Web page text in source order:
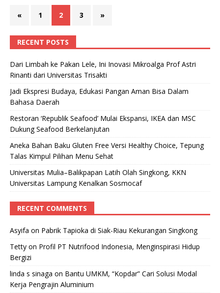
« 1 2 3 »
RECENT POSTS
Dari Limbah ke Pakan Lele, Ini Inovasi Mikroalga Prof Astri
Rinanti dari Universitas Trisakti
Jadi Ekspresi Budaya, Edukasi Pangan Aman Bisa Dalam
Bahasa Daerah
Restoran ‘Republik Seafood’ Mulai Ekspansi, IKEA dan MSC
Dukung Seafood Berkelanjutan
Aneka Bahan Baku Gluten Free Versi Healthy Choice, Tepung
Talas Kimpul Pilihan Menu Sehat
Universitas Mulia–Balikpapan Latih Olah Singkong, KKN
Universitas Lampung Kenalkan Sosmocaf
RECENT COMMENTS
Asyifa on Pabrik Tapioka di Siak-Riau Kekurangan Singkong
Tetty on Profil PT Nutrifood Indonesia, Menginspirasi Hidup
Bergizi
linda s sinaga on Bantu UMKM, “Kopdar” Cari Solusi Modal
Kerja Pengrajin Aluminium